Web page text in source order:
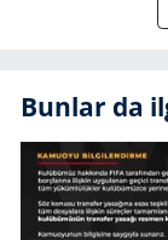
Bunlar da